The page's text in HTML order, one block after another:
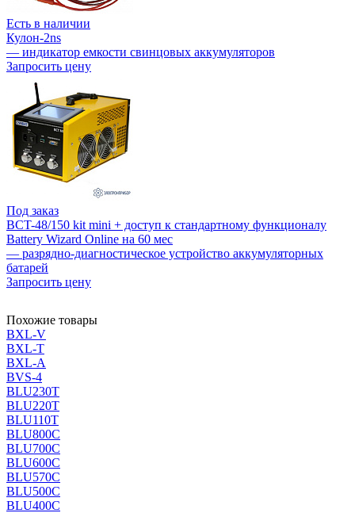
Есть в наличии
Кулон-2ns
— индикатор емкости свинцовых аккумуляторов
Запросить цену
Под заказ
BCT-48/150 kit mini + доступ к стандартному функционалу
Battery Wizard Online на 60 мес
— разрядно-диагностическое устройство аккумуляторных
батарей
Запросить цену
Похожие товары
BXL-V
BXL-T
BXL-A
BVS-4
BLU230T
BLU220T
BLU110T
BLU800C
BLU700C
BLU600C
BLU570C
BLU500C
BLU400C